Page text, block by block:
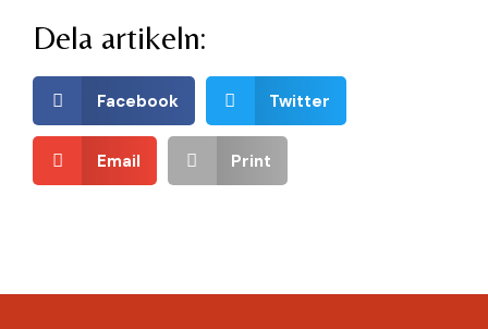
Dela artikeln:
Facebook Twitter
Email Print